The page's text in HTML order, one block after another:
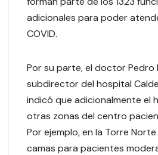
adicionales para poder
COVID.
Por su parte, el doctor Pedro
subdirector del hospital
indicó que adicionalmente el
otras zonas del centro
Por ejemplo, en la Torre
camas para pacientes